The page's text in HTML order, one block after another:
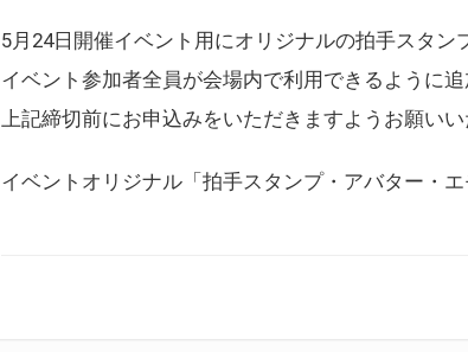
5月24日開催イベント用にオリジナルの拍手スタン
イベント参加者全員が会場内で利用できるように
上記締切前にお申込みをいただきますようお願いい
イベントオリジナル「拍手スタンプ・アバター・